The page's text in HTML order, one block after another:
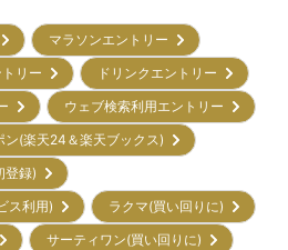
マラソンエントリー
トリー
ドリンクエントリー
ー
ウェブ検索利用エントリー
ン(楽天24＆楽天ブックス)
登録)
ス利用)
ラクマ(買い回りに)
サーティワン(買い回りに)